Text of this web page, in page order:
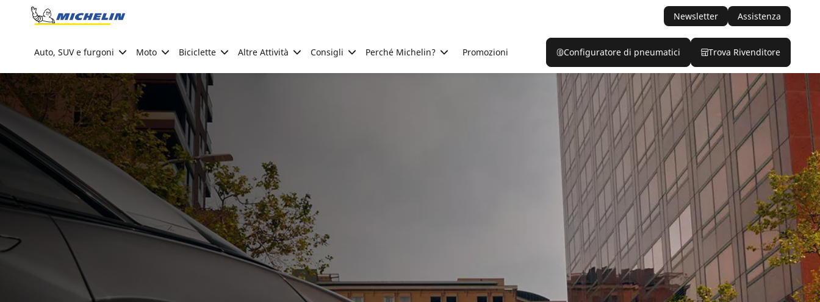
Go to page content
Newsletter Assistenza
Auto, SUV e furgoni Moto Biciclette Altre Attività Consigli Perché Michelin? Promozioni Configuratore di pneumatici Trova Rivenditore